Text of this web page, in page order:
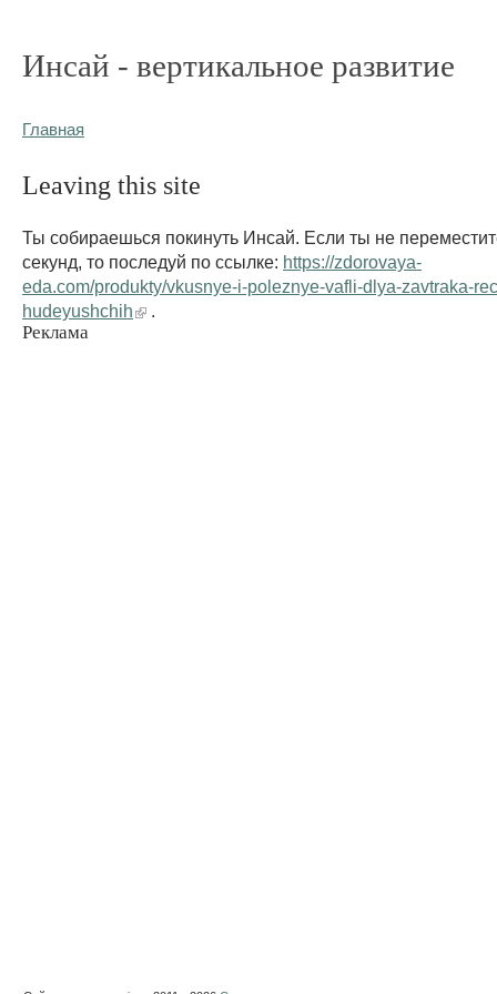
Инсай - вертикальное развитие
Главная
Leaving this site
Ты собираешься покинуть Инсай. Если ты не
секунд, то последуй по ссылке: https://zdorovaya-
eda.com/produkty/vkusnye-i-poleznye-vafli-dlya-zavtraka-
hudeyushchih
Реклама